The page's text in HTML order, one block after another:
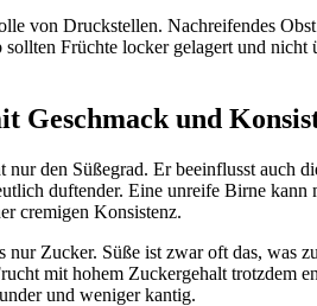
von Druckstellen. Nachreifendes
sollten Früchte locker gelagert und
Geschmack und
nur den Süßegrad. Er beeinflusst auch
duftender. Eine unreife Birne
cremigen Konsistenz.
nur Zucker. Süße ist zwar oft das,
mit hohem Zuckergehalt trotzdem
und weniger kantig.